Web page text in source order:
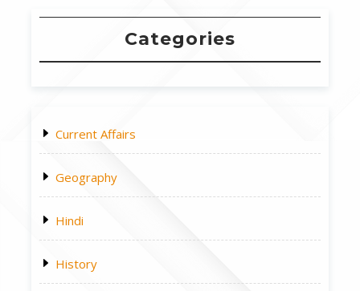
Categories
Current Affairs
Geography
Hindi
History